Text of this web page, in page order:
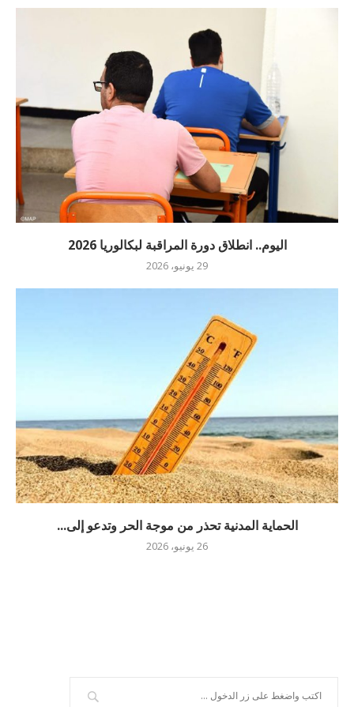
اليوم.. انطلاق دورة المراقبة لبكالوريا 2026
29 يونيو، 2026
الحماية المدنية تحذر من موجة الحر وتدعو إلى...
26 يونيو، 2026